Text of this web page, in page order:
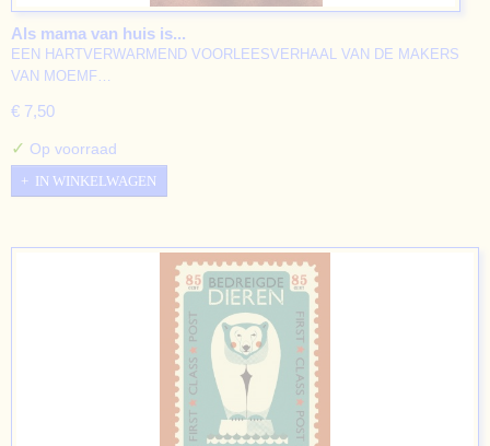
Als mama van huis is...
EEN HARTVERWARMEND VOORLEESVERHAAL VAN DE MAKERS
VAN MOEMF…
€ 7,50
✓ Op voorraad
IN WINKELWAGEN